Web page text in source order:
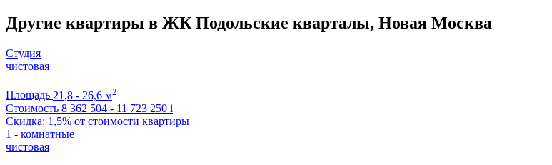
Другие квартиры в ЖК Подольские кварталы, Новая Москва
Студия
чистовая
Площадь 21,8 - 26,6 м2
Стоимость 8 362 504 - 11 723 250 i
Скидка: 1,5% от стоимости квартиры
1 - комнатные
чистовая